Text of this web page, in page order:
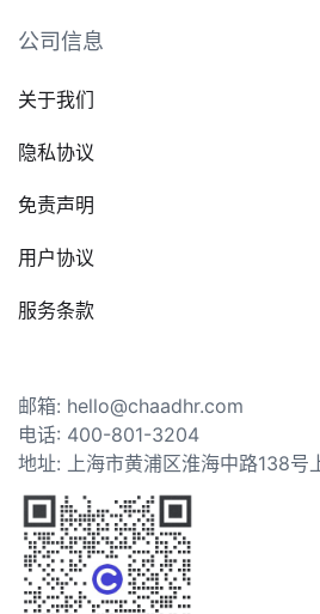
公司信息
关于我们
隐私协议
免责声明
用户协议
服务条款
邮箱: hello@chaadhr.com
电话: 400-801-3204
地址: 上海市黄浦区淮海中路138号